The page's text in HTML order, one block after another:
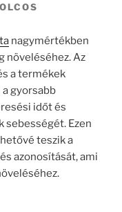
nagymértékben
növeléséhez. Az
a termékek
gyorsabb
időt és
sebességét. Ezen
teszik a
azonosítását, ami